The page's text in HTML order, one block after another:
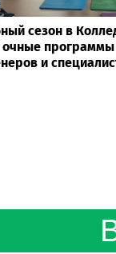
сезон в
очные программы
и